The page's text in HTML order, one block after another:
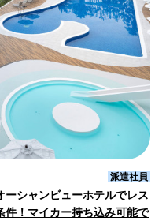
派遣社員
シャンビューホテルでレス
件！マイカー持ち込み可能で